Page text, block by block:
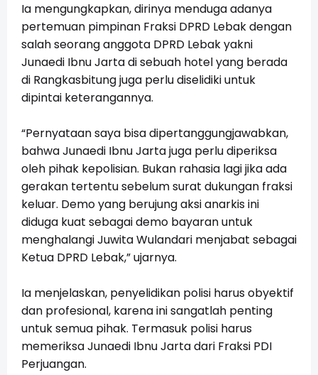
Ia mengungkapkan, dirinya menduga adanya
pertemuan pimpinan Fraksi DPRD Lebak dengan
salah seorang anggota DPRD Lebak yakni
Junaedi Ibnu Jarta di sebuah hotel yang berada
di Rangkasbitung juga perlu diselidiki untuk
dipintai keterangannya.
“Pernyataan saya bisa dipertanggungjawabkan,
bahwa Junaedi Ibnu Jarta juga perlu diperiksa
oleh pihak kepolisian. Bukan rahasia lagi jika ada
gerakan tertentu sebelum surat dukungan fraksi
keluar. Demo yang berujung aksi anarkis ini
diduga kuat sebagai demo bayaran untuk
menghalangi Juwita Wulandari menjabat sebagai
Ketua DPRD Lebak,” ujarnya.
Ia menjelaskan, penyelidikan polisi harus obyektif
dan profesional, karena ini sangatlah penting
untuk semua pihak. Termasuk polisi harus
memeriksa Junaedi Ibnu Jarta dari Fraksi PDI
Perjuangan.